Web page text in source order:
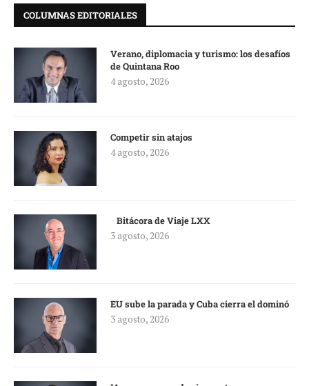
COLUMNAS EDITORIALES
Verano, diplomacia y turismo: los desafíos
de Quintana Roo
4 agosto, 2026
Competir sin atajos
4 agosto, 2026
Bitácora de Viaje LXX
3 agosto, 2026
EU sube la parada y Cuba cierra el dominó
3 agosto, 2026